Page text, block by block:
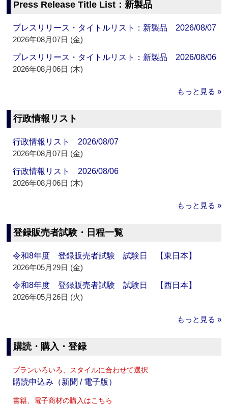
Press Release Title List：新製品
プレスリリース・タイトルリスト：新製品 2026/08/07
2026年08月07日 (金)
プレスリリース・タイトルリスト：新製品 2026/08/06
2026年08月06日 (木)
もっと見る »
行政情報リスト
行政情報リスト 2026/08/07
2026年08月07日 (金)
行政情報リスト 2026/08/06
2026年08月06日 (木)
もっと見る »
登録販売者試験・日程一覧
令和8年度 登録販売者試験 試験日 【東日本】
2026年05月29日 (金)
令和8年度 登録販売者試験 試験日 【西日本】
2026年05月26日 (火)
もっと見る »
購読・購入・登録
プランいろいろ、スタイルに合わせて選択
購読申込み（新聞 / 電子版）
書籍、電子商材の購入はこちら